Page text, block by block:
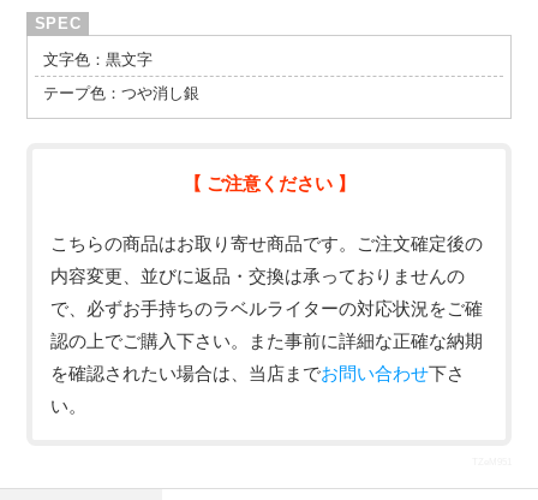
文字色：黒文字
テープ色：つや消し銀
【 ご注意ください 】
こちらの商品はお取り寄せ商品です。ご注文確定後の
内容変更、並びに返品・交換は承っておりませんの
で、必ずお手持ちのラベルライターの対応状況をご確
認の上でご購入下さい。また事前に詳細な正確な納期
を確認されたい場合は、当店までお問い合わせ下さ
い。